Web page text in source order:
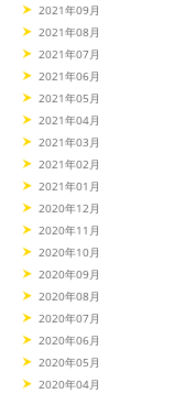
2021年09月
2021年08月
2021年07月
2021年06月
2021年05月
2021年04月
2021年03月
2021年02月
2021年01月
2020年12月
2020年11月
2020年10月
2020年09月
2020年08月
2020年07月
2020年06月
2020年05月
2020年04月